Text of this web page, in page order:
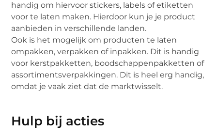
handig om hiervoor stickers, labels of etiketten
voor te laten maken. Hierdoor kun je je product
aanbieden in verschillende landen.
Ook is het mogelijk om producten te laten
ompakken, verpakken of inpakken. Dit is handig
voor kerstpakketten, boodschappenpakketten of
assortimentsverpakkingen. Dit is heel erg handig,
omdat je vaak ziet dat de marktwisselt.
Hulp bij acties